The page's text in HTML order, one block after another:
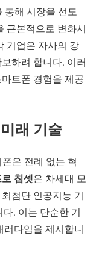
통해 시장을 선도
근본적으로 변화시
기업은 자사의 강
하려 합니다. 이러
트폰 경험을 제공
래 기술
은 전례 없는 혁
칩셋은 차세대 모
첨단 인공지능 기
다. 이는 단순한 기
러다임을 제시합니